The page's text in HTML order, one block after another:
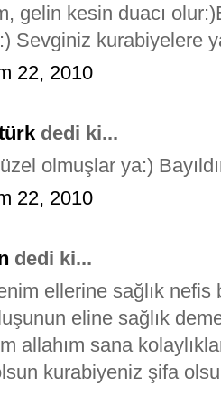
gelin kesin duacı
Sevginiz kurabiyelere
22, 2010
dedi ki...
olmuşlar ya:)
22, 2010
dedi ki...
ellerine sağlık
eline sağlık
allahım sana
kurabiyeniz şifa